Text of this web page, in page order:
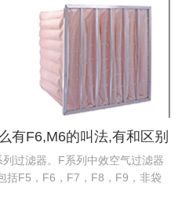
有F6,M6的叫法,有和区别
过滤器。F系列中效空气过滤器
括F5，F6，F7，F8，F9，非袋